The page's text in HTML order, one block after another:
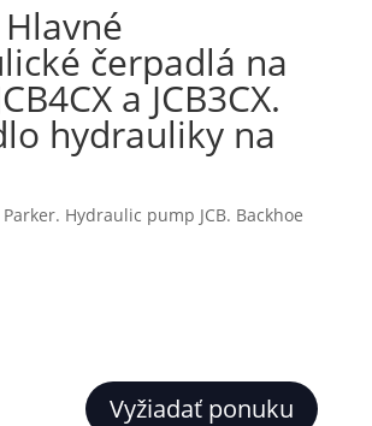
čerpadlá na
a JCB3CX.
hydrauliky na
Hydraulic pump JCB. Backhoe
Vyžiadať ponuku